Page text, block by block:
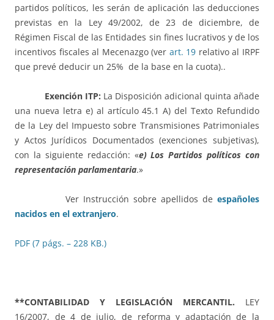
partidos políticos, les serán de aplicación las deducciones
previstas en la Ley 49/2002, de 23 de diciembre, de
Régimen Fiscal de las Entidades sin fines lucrativos y de los
incentivos fiscales al Mecenazgo (ver art. 19 relativo al IRPF
que prevé deducir un 25% de la base en la cuota)..
Exención ITP: La Disposición adicional quinta añade
una nueva letra e) al artículo 45.1 A) del Texto Refundido
de la Ley del Impuesto sobre Transmisiones Patrimoniales
y Actos Jurídicos Documentados (exenciones subjetivas),
con la siguiente redacción: «e) Los Partidos políticos con
representación parlamentaria.»
Ver Instrucción sobre apellidos de españoles
nacidos en el extranjero.
PDF (7 págs. – 228 KB.)
**CONTABILIDAD Y LEGISLACIÓN MERCANTIL. LEY
16/2007, de 4 de julio, de reforma y adaptación de la